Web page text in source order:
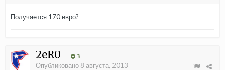
Получается 170 евро?
2eR0 3
Опубликовано 8 августа, 2013